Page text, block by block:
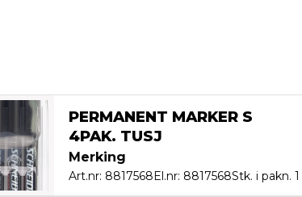
PERMANENT MARKER S
4PAK. TUSJ
Merking
Art.nr: 8817568El.nr: 8817568Stk. i pakn. 1